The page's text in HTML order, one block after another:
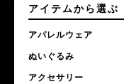
アイテムから選ぶ
アパレルウェア
ぬいぐるみ
アクセサリー